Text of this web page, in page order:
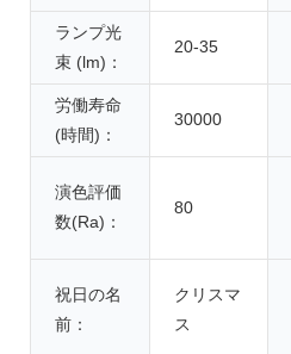
ランプ光
束 (lm)：
20-35
労働寿命
(時間)：
30000
演色評価
数(Ra)：
80
祝日の名
前：
クリスマ
ス